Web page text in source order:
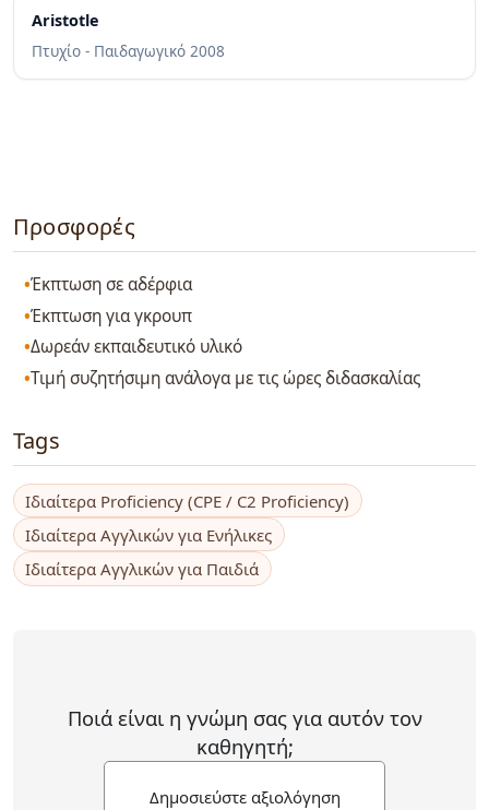
Aristotle
Πτυχίο - Παιδαγωγικό 2008
Προσφορές
Έκπτωση σε αδέρφια
Έκπτωση για γκρουπ
Δωρεάν εκπαιδευτικό υλικό
Τιμή συζητήσιμη ανάλογα με τις ώρες διδασκαλίας
Tags
Ιδιαίτερα Proficiency (CPE / C2 Proficiency)
Ιδιαίτερα Αγγλικών για Ενήλικες
Ιδιαίτερα Αγγλικών για Παιδιά
Ποιά είναι η γνώμη σας για αυτόν τον
καθηγητή;
Δημοσιεύστε αξιολόγηση